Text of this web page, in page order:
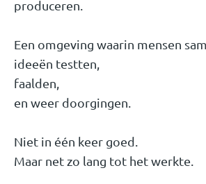
produceren.
Een omgeving waarin mensen
ideeën testten,
faalden,
en weer doorgingen.
Niet in één keer goed.
Maar net zo lang tot het werkte.